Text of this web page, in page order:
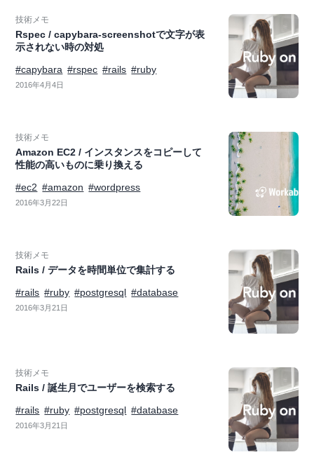
技術メモ
Rspec / capybara-screenshotで文字が表
示されない時の対処
#capybara #rspec #rails #ruby
2016年4月4日
技術メモ
Amazon EC2 / インスタンスをコピーして
性能の高いものに乗り換える
#ec2 #amazon #wordpress
2016年3月22日
技術メモ
Rails / データを時間単位で集計する
#rails #ruby #postgresql #database
2016年3月21日
技術メモ
Rails / 誕生月でユーザーを検索する
#rails #ruby #postgresql #database
2016年3月21日